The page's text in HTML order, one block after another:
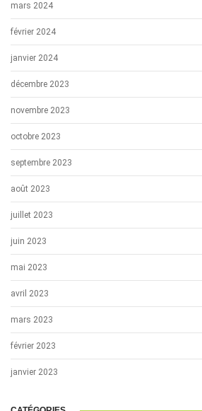
mars 2024
février 2024
janvier 2024
décembre 2023
novembre 2023
octobre 2023
septembre 2023
août 2023
juillet 2023
juin 2023
mai 2023
avril 2023
mars 2023
février 2023
janvier 2023